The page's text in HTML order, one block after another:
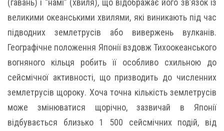
великими океанськими хвилями, які виникають під час
підводних землетрусів або вивержень вулканів.
Географічне положення Японії вздовж Тихоокеанського
вогняного кільця робить її особливо схильною до
сейсмічної активності, що призводить до численних
землетрусів щороку. Хоча точна кількість землетрусів
може змінюватися щорічно, зазвичай в Японії
відбувається близько 1 500 сейсмічних подій, від